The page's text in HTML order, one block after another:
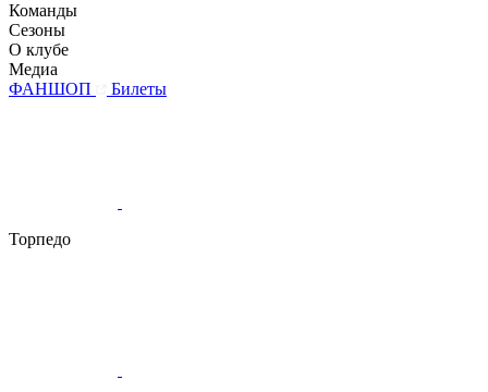
Команды
Сезоны
О клубе
Медиа
ФАНШОП
Билеты
Торпедо